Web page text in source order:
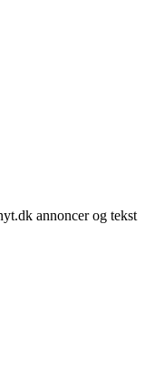
annoncer og tekst